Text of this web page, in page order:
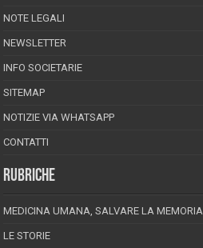
NOTE LEGALI
NEWSLETTER
INFO SOCIETARIE
SITEMAP
NOTIZIE VIA WHATSAPP
CONTATTI
RUBRICHE
MEDICINA UMANA, SALVARE LA MEMORIA
LE STORIE